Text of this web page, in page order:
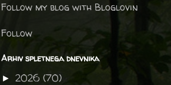
Follow my blog with Bloglovin
Follow
Arhiv spletnega dnevnika
► 2026 (70)